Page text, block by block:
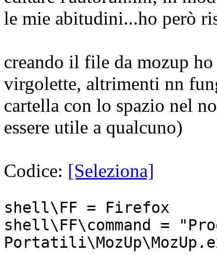
le mie abitudini...ho però
creando il file da mozup
virgolette, altrimenti nn
cartella con lo spazio nel
essere utile a qualcuno)
Codice: [Seleziona]
shell\FF = Firefox
shell\FF\command =